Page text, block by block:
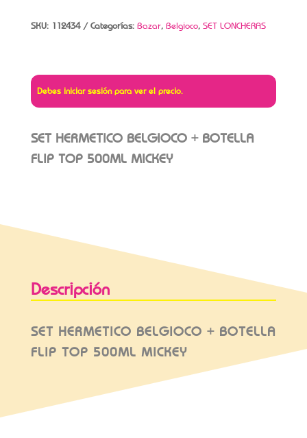
SKU: 112434 Categorías: Bazar, Belgioco, SET LONCHERAS
Debes iniciar sesión para ver el precio.
SET HERMETICO BELGIOCO + BOTELLA
FLIP TOP 500ML MICKEY
Descripción
SET HERMETICO BELGIOCO + BOTELLA
FLIP TOP 500ML MICKEY